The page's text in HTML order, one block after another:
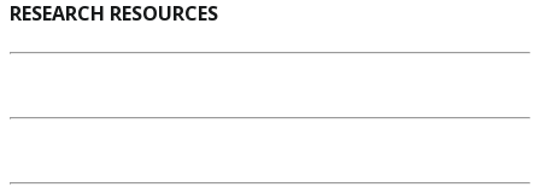
RESEARCH RESOURCES